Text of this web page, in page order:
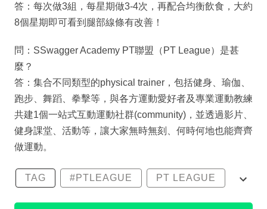
答：每次做3組，每星期做3-4次，再配合均衡飲食，大約
8個星期即可看到腿部線條有改善！
問：SSwagger Academy PT聯盟（PT League）是甚
麼？
答：集合不同類型的physical trainer，包括健身、瑜伽、
跑步、舞蹈、拳擊等，與各方運動愛好者及專業運動教練
共建1個一站式互動運動社群(community)，並透過影片、
健身課堂、活動等，讓大家無時無刻、何時何地也能齊齊
做運動。
TAG #PTLEAGUE PT LEAGUE
PT聯盟
下身肌力鍛鍊